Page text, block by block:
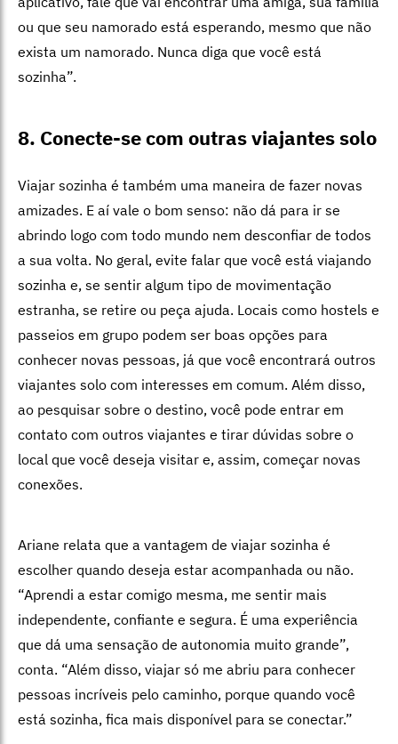
ou que seu namorado está esperando, mesmo que não
exista um namorado. Nunca diga que você está
sozinha”.
8. Conecte-se com outras viajantes solo
Viajar sozinha é também uma maneira de fazer novas
amizades. E aí vale o bom senso: não dá para ir se
abrindo logo com todo mundo nem desconfiar de todos
a sua volta. No geral, evite falar que você está viajando
sozinha e, se sentir algum tipo de movimentação
estranha, se retire ou peça ajuda. Locais como hostels e
passeios em grupo podem ser boas opções para
conhecer novas pessoas, já que você encontrará outros
viajantes solo com interesses em comum. Além disso,
ao pesquisar sobre o destino, você pode entrar em
contato com outros viajantes e tirar dúvidas sobre o
local que você deseja visitar e, assim, começar novas
conexões.
Ariane relata que a vantagem de viajar sozinha é
escolher quando deseja estar acompanhada ou não.
“Aprendi a estar comigo mesma, me sentir mais
independente, confiante e segura. É uma experiência
que dá uma sensação de autonomia muito grande”,
conta. “Além disso, viajar só me abriu para conhecer
pessoas incríveis pelo caminho, porque quando você
está sozinha, fica mais disponível para se conectar.”